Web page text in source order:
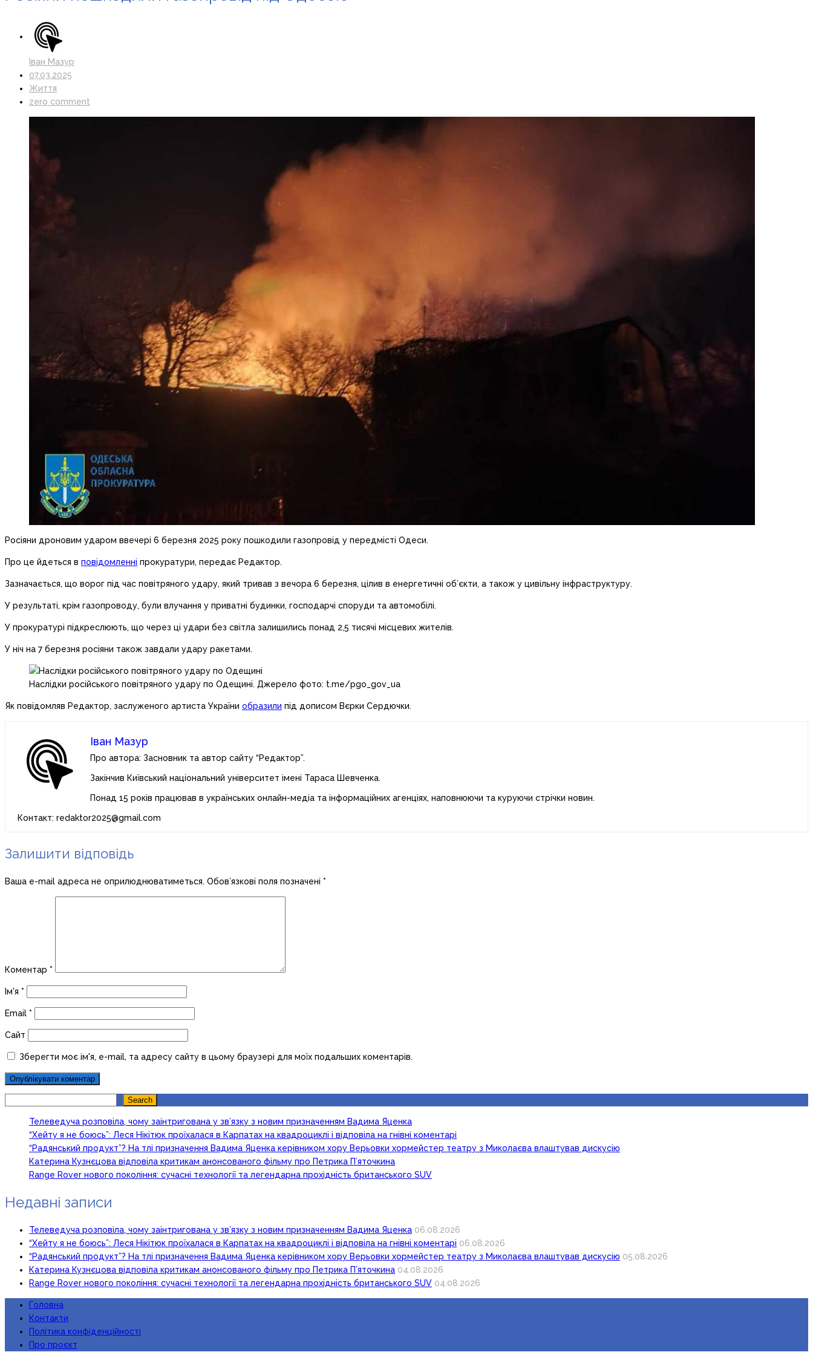
Іван Мазур
07.03.2025
Життя
zero comment
Росіяни дроновим ударом ввечері 6 березня 2025 року пошкодили газопровід у передмісті Одеси.
Про це йдеться в повідомленні прокуратури, передає Редактор.
Зазначається, що ворог під час повітряного удару, який тривав з вечора 6 березня, цілив в енергетичні об’єкти, а також у цивільну інфраструктуру.
У результаті, крім газопроводу, були влучання у приватні будинки, господарчі споруди та автомобілі.
У прокуратурі підкреслюють, що через ці удари без світла залишились понад 2,5 тисячі місцевих жителів.
У ніч на 7 березня росіяни також завдали удару ракетами.
Наслідки російського повітряного удару по Одещині. Джерело фото: t.me/pgo_gov_ua
Як повідомляв Редактор, заслуженого артиста України образили під дописом Вєрки Сердючки.
Іван Мазур
Про автора: Засновник та автор сайту “Редактор”.
Закінчив Київський національний університет імені Тараса Шевченка.
Понад 15 років працював в українських онлайн-медіа та інформаційних агенціях, наповнюючи та куруючи стрічки новин.
Контакт: redaktor2025@gmail.com
Залишити відповідь
Ваша e-mail адреса не оприлюднюватиметься. Обов’язкові поля позначені *
Коментар *
Ім'я *
Email *
Сайт
Зберегти моє ім'я, e-mail, та адресу сайту в цьому браузері для моїх подальших коментарів.
Search
Телеведуча розповіла, чому заінтригована у зв’язку з новим призначенням Вадима Яценка
“Хейту я не боюсь”: Леся Нікітюк проїхалася в Карпатах на квадроциклі і відповіла на гнівні коментарі
“Радянський продукт”? На тлі призначення Вадима Яценка керівником хору Верьовки хормейстер театру з Миколаєва влаштував дискусію
Катерина Кузнєцова відповіла критикам анонсованого фільму про Петрика П’яточкина
Range Rover нового покоління: сучасні технології та легендарна прохідність британського SUV
Недавні записи
Телеведуча розповіла, чому заінтригована у зв’язку з новим призначенням Вадима Яценка 06.08.2026
“Хейту я не боюсь”: Леся Нікітюк проїхалася в Карпатах на квадроциклі і відповіла на гнівні коментарі 06.08.2026
“Радянський продукт”? На тлі призначення Вадима Яценка керівником хору Верьовки хормейстер театру з Миколаєва влаштував дискусію 05.08.2026
Катерина Кузнєцова відповіла критикам анонсованого фільму про Петрика П’яточкина 04.08.2026
Range Rover нового покоління: сучасні технології та легендарна прохідність британського SUV 04.08.2026
Головна
Контакти
Політика конфіденційності
Про проєкт